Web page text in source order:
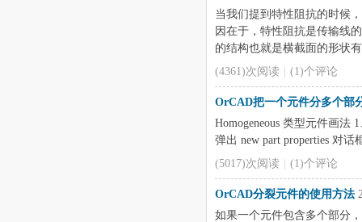
当我们提到特性阻抗的时候
因在于，特性阻抗是传输线
的结构也就是横截面的形状
(4361)次阅读 | (1)个评论
OrCAD把一个元件分多个部
Homogeneous 类型元件画法
弹出 new part properties 对
(5017)次阅读 | (1)个评论
OrCAD分裂元件的使用方法
如果一个元件包含多个部分，